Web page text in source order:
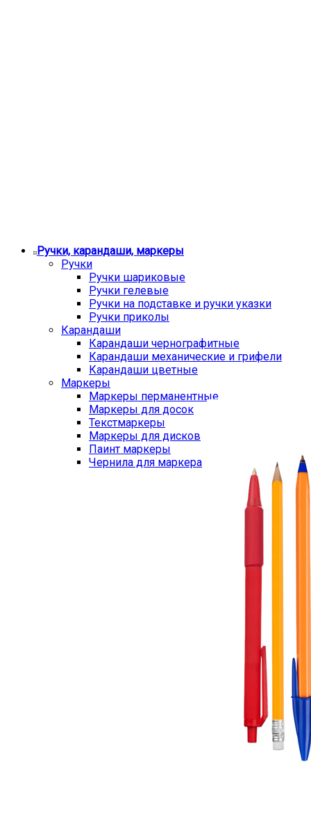
Ручки, карандаши, маркеры
Ручки
Ручки шариковые
Ручки гелевые
Ручки на подставке и ручки указки
Ручки приколы
Карандаши
Карандаши чернографитные
Карандаши механические и грифели
Карандаши цветные
Маркеры
Маркеры перманентные
Маркеры для досок
Текстмаркеры
Маркеры для дисков
Паинт маркеры
Чернила для маркера